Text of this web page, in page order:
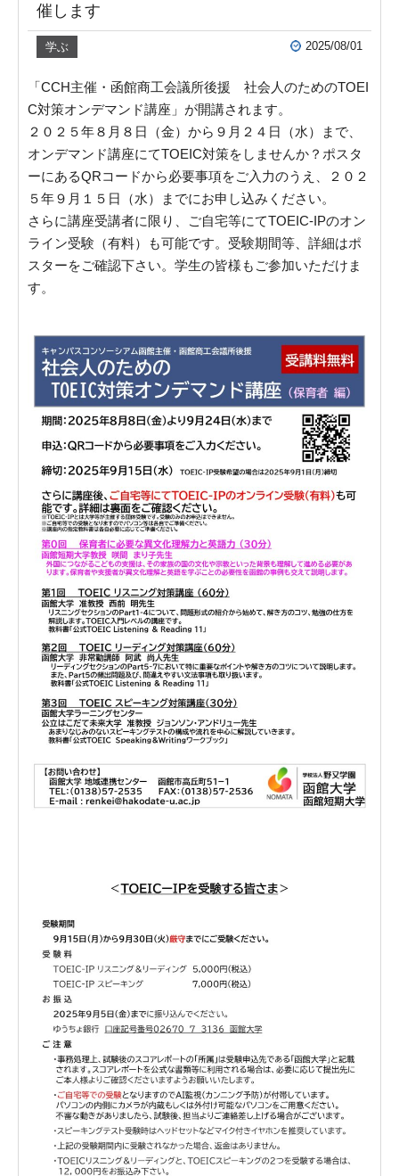
催します
学ぶ 2025/08/01
「CCH主催・函館商工会議所後援 社会人のためのTOEI
C対策オンデマンド講座」が開講されます。
２０２５年８月８日（金）から９月２４日（水）まで、
オンデマンド講座にてTOEIC対策をしませんか？ポスタ
ーにあるQRコードから必要事項をご入力のうえ、２０２
５年９月１５日（水）までにお申し込みください。
さらに講座受講者に限り、ご自宅等にてTOEIC-IPのオン
ライン受験（有料）も可能です。受験期間等、詳細はポ
スターをご確認下さい。学生の皆様もご参加いただけま
す。